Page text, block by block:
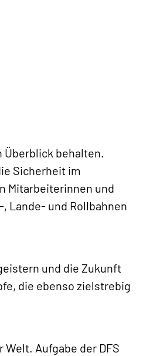
Überblick behalten.
Sicherheit im
Mitarbeiterinnen und
Lande- und Rollbahnen
und die Zukunft
die ebenso zielstrebig
Aufgabe der DFS